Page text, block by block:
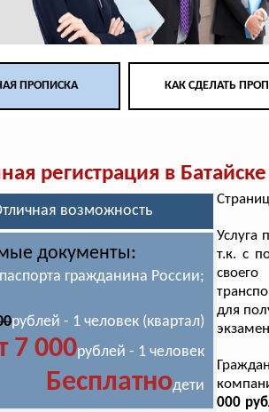
ПРОПИСКА КАК СДЕЛАТЬ
регистрация в Батайске
возможность
документы:
гражданина России;
рублей - 1 человек (квартал)
7 000рублей - 1 человек
Бесплатнодети
Услуга
т.к. с
для
000